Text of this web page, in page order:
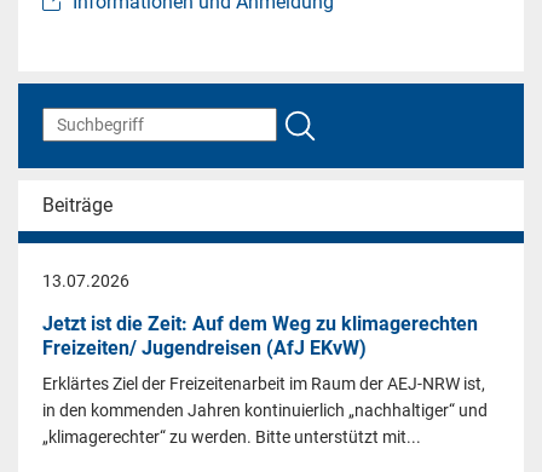
Beiträge
13.07.2026
Jetzt ist die Zeit: Auf dem Weg zu klimagerechten
Freizeiten/ Jugendreisen (AfJ EKvW)
Erklärtes Ziel der Freizeitenarbeit im Raum der AEJ-NRW ist,
in den kommenden Jahren kontinuierlich „nachhaltiger“ und
„klimagerechter“ zu werden. Bitte unterstützt mit...